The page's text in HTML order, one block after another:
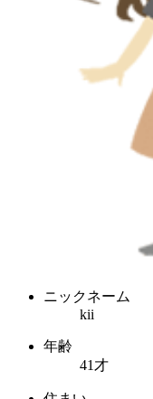
ニックネーム
kii
年齢
41才